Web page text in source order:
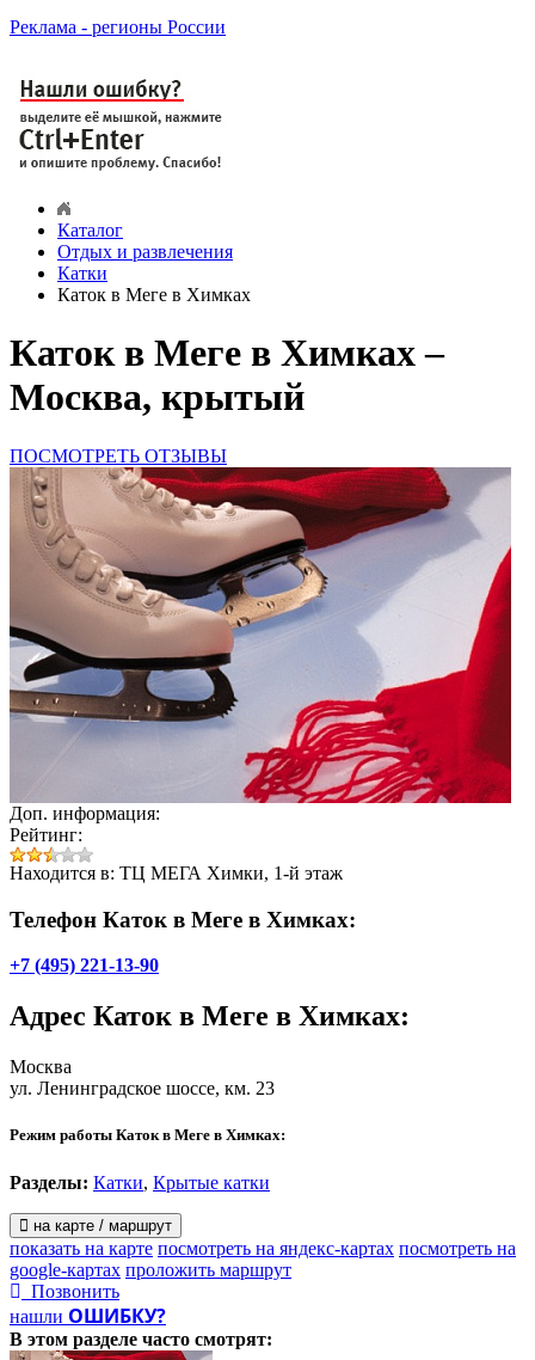
Реклама - регионы России
Каталог
Отдых и развлечения
Катки
Каток в Меге в Химках
Каток в Меге в Химках –
Москва, крытый
ПОСМОТРЕТЬ ОТЗЫВЫ
Доп. информация:
Рейтинг:
Находится в: ТЦ МЕГА Химки, 1-й этаж
Телефон Каток в Меге в Химках:
+7 (495) 221-13-90
Адрес Каток в Меге в Химках:
Москва
ул. Ленинградское шоссе, км. 23
Режим работы Каток в Меге в Химках:
Разделы: Катки, Крытые катки
на карте / маршрут
показать на карте посмотреть на яндекс-картах посмотреть на
google-картах проложить маршрут
Позвонить
нашли ОШИБКУ?
В этом разделе часто смотрят: